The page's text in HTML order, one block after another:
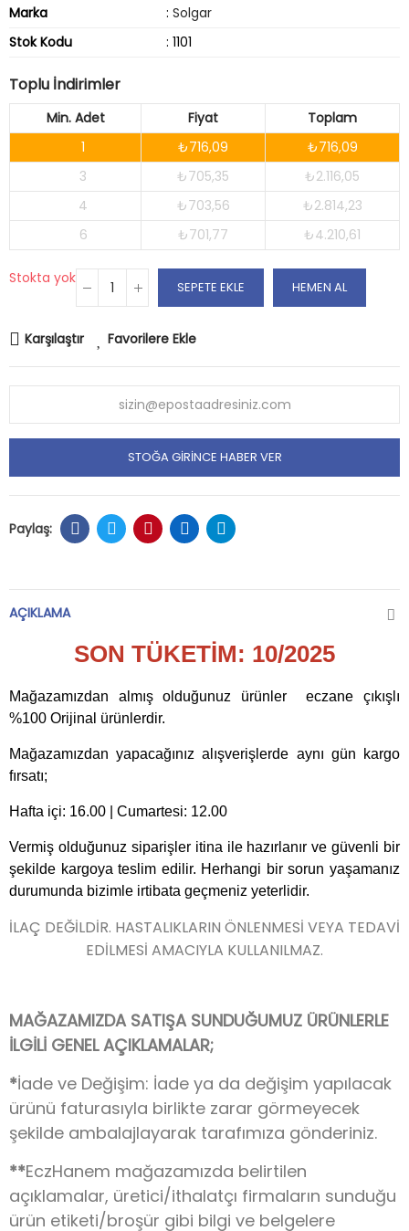
Marka
: Solgar
Stok Kodu
: 1101
Toplu İndirimler
Min. Adet Fiyat
Toplam
1
₺716,09
₺716,09
3
₺705,35
₺2.116,05
4
₺703,56
₺2.814,23
6
₺701,77 ₺4.210,61
Stokta yok
SEPETE EKLE HEMEN AL
Karşılaştır Favorilere Ekle
STOĞA GIRINCE HABER VER
AÇIKLAMA
SON TÜKETİM: 10/2025
Mağazamızdan almış olduğunuz ürünler eczane çıkışlı
%100 Orijinal ürünlerdir.
Mağazamızdan yapacağınız alışverişlerde aynı gün kargo
fırsatı;
Hafta içi: 16.00 | Cumartesi: 12.00
Vermiş olduğunuz siparişler itina ile hazırlanır ve güvenli bir
şekilde kargoya teslim edilir. Herhangi bir sorun yaşamanız
durumunda bizimle irtibata geçmeniz yeterlidir.
İLAÇ DEĞİLDİR. HASTALIKLARIN ÖNLENMESİ VEYA TEDAVİ
EDİLMESİ AMACIYLA KULLANILMAZ.
MAĞAZAMIZDA SATIŞA SUNDUĞUMUZ ÜRÜNLERLE
İLGİLİ GENEL AÇIKLAMALAR;
*İade ve Değişim: İade ya da değişim yapılacak
ürünü faturasıyla birlikte zarar görmeyecek
şekilde ambalajlayarak tarafımıza gönderiniz.
**EczHanem mağazamızda belirtilen
açıklamalar, üretici/ithalatçı firmaların sunduğu
ürün etiketi/broşür gibi bilgi ve belgelere